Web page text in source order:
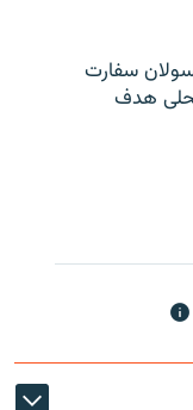
سفارت
هدف